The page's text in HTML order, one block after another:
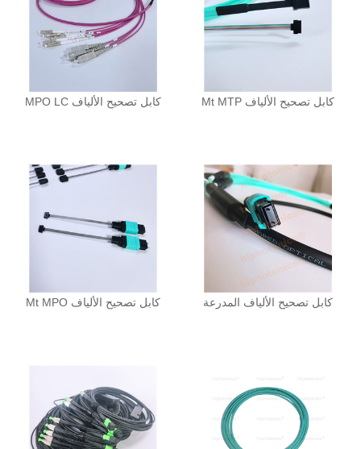
MPO LC كابل تصحيح الألياف Mt MTP كابل تصحيح الألياف
Mt MPO كابل تصحيح الألياف كابل تصحيح الألياف المدرعة